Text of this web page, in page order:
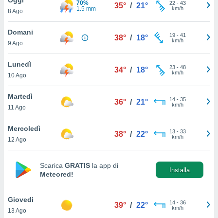
è
al sito
di
ci
di
il
un
la
nella
8 Ago
70%
1.5 mm
35° / 21° 22- 43
km/h
Domani
9 Ago
38° / 18° 19- 41
km/h
Lunedì
10 Ago
34° / 18° 23- 48
km/h
Martedì
11 Ago
36° / 21° 14- 35
km/h
Mercoledì
12 Ago
38° / 22° 13- 33
km/h
Scarica GRATIS la app di
Meteored!
Installa
Giovedi
13 Ago
39° / 22° 14- 36
km/h